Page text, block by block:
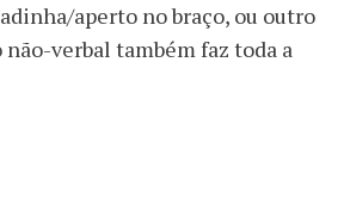
aperto no braço, ou outro
verbal também faz toda a